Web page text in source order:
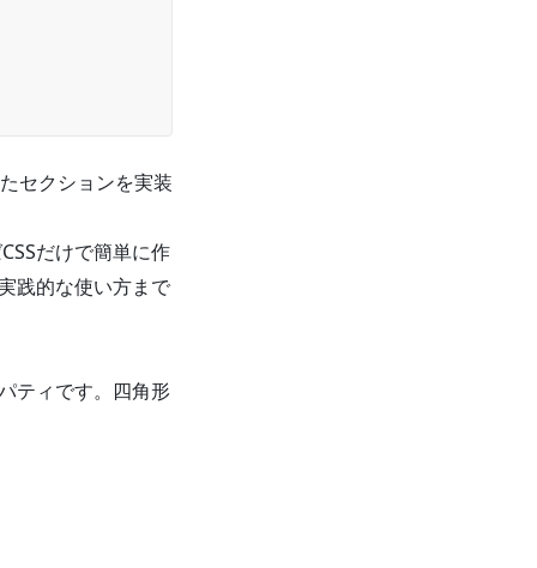
セクションを実装
だけで簡単に作
践的な使い方まで
ティです。四角形